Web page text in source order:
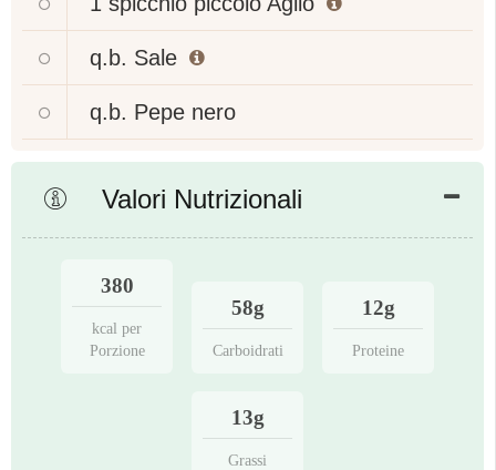
q.b. Sale
q.b. Pepe nero
Valori Nutrizionali
380
kcal per
Porzione
58g
Carboidrati
12g
Proteine
13g
Grassi